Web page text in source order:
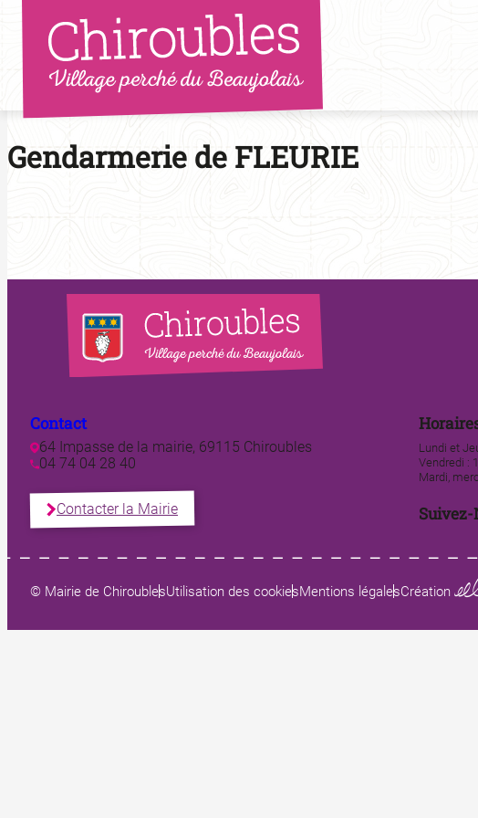
Aller
au
contenu
Gendarmerie de FLEURIE
Contact
64 Impasse de la mairie, 69115 Chiroubles
04 74 04 28 40
Contacter la Mairie
Lundi et
Vendredi :
Mardi,
Suivez-
© Mairie de ChiroublesUtilisation des cookiesMentions légalesCréation